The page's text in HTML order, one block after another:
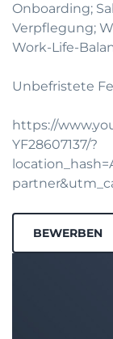
Onboarding;
Verpflegung;
Work-Life-
Unbefristete
https://
YF28607137/?
BEWERBEN